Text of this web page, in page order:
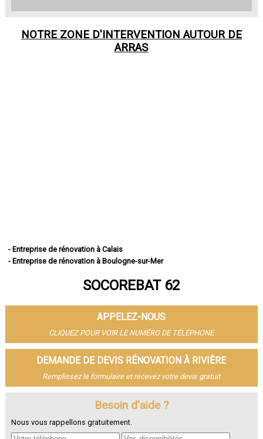
NOTRE ZONE D'INTERVENTION AUTOUR DE
ARRAS
- Entreprise de rénovation à Calais
- Entreprise de rénovation à Boulogne-sur-Mer
- Entreprise de rénovation à Lens
- Entreprise de rénovation à Béthune
- Entreprise de rénovation à Hénin-Beaumont
- Entreprise de rénovation à Bruay-la-Buissière
- Entreprise de rénovation à Avion
- Entreprise de rénovation à Carvin
- Entreprise de rénovation à Berck
- Entreprise de rénovation à Saint-Omer
- Entreprise de rénovation à Harnes
- Entreprise de rénovation à Nœux-les-Mines
SOCOREBAT 62
APPELEZ-NOUS
CLIQUEZ POUR VOIR LE NUMÉRO DE TÉLÉPHONE
DEMANDE DE DEVIS RÉNOVATION À RIVIÈRE
Remplissez le formulaire et recevez votre devis gratuit
Besoin d'aide ?
Nous vous rappellons gratuitement.